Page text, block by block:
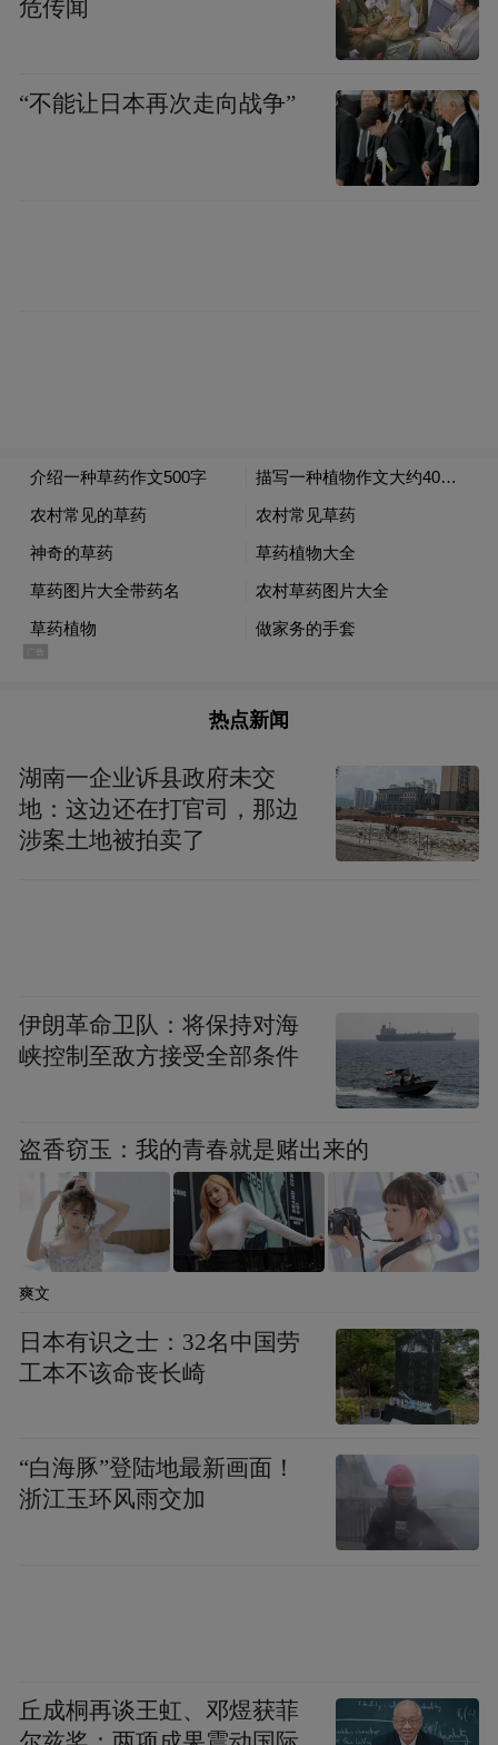
张晓军教授、Fellow of IET ，Fellow of
Engineers Australia，西交利物浦大学Eng Gee
Lim 教授、《Australasian Journal of
Educational Technology》首席共同主编，澳
大利亚昆士兰科技大学Henk Huijser 副教授、
育前沿议题带来了一系列主旨报告，共同为
与会者献上一场学术盛宴。
张晓军教授作大会主旨报告
（BERA）工作坊环节，围绕“推进人工智能
与数字教育”主题展开深入探讨。
危传闻
“不能让日本再次走向战争”
热点新闻
湖南一企业诉县政府未交
地：这边还在打官司，那边
涉案土地被拍卖了
伊朗革命卫队：将保持对海
峡控制至敌方接受全部条件
盗香窃玉：我的青春就是赌出来的
爽文
日本有识之士：32名中国劳
工本不该命丧长崎
“白海豚”登陆地最新画面！
浙江玉环风雨交加
丘成桐再谈王虹、邓煜获菲